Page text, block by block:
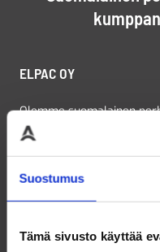
Suostumus
Tämä sivusto käyttää
ELPAC OY
Olemme suomalainen
Tarjoamme kattavasti
kiinteistötuotteet,
ratkaisut, sekä
– kaikki kätevästi yhdestä
tuotevalikoimaamme